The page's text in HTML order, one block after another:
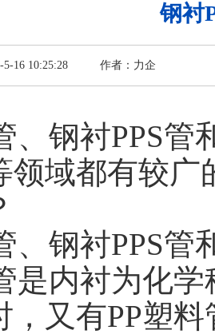
钢衬
16 10:25:28 作者：力企
、钢衬PPS
领域都有较
、钢衬PPS
是内衬为化
，又有PP塑